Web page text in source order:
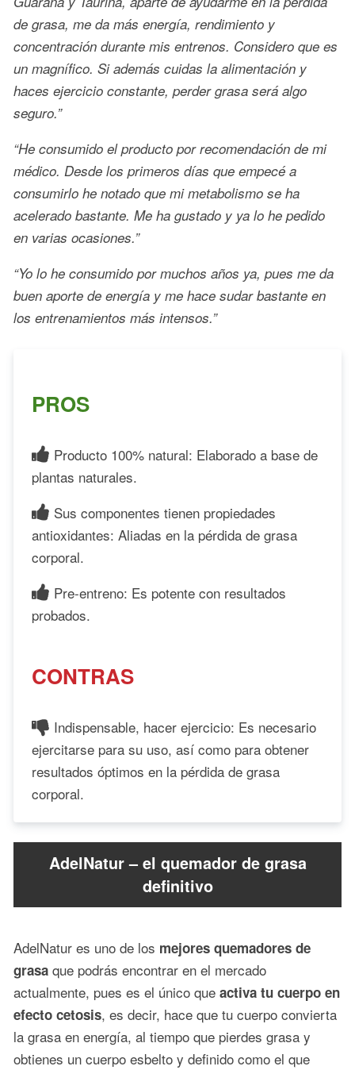
de grasa, me da más energía, rendimiento y
concentración durante mis entrenos. Considero que es
un magnífico. Si además cuidas la alimentación y
haces ejercicio constante, perder grasa será algo
seguro.”
“He consumido el producto por recomendación de mi
médico. Desde los primeros días que empecé a
consumirlo he notado que mi metabolismo se ha
acelerado bastante. Me ha gustado y ya lo he pedido
en varias ocasiones.”
“Yo lo he consumido por muchos años ya, pues me da
buen aporte de energía y me hace sudar bastante en
los entrenamientos más intensos.”
PROS
Producto 100% natural: Elaborado a base de
plantas naturales.
Sus componentes tienen propiedades
antioxidantes: Aliadas en la pérdida de grasa
corporal.
Pre-entreno: Es potente con resultados
probados.
CONTRAS
Indispensable, hacer ejercicio: Es necesario
ejercitarse para su uso, así como para obtener
resultados óptimos en la pérdida de grasa
corporal.
AdelNatur – el quemador de grasa
definitivo
AdelNatur es uno de los mejores quemadores de
grasa que podrás encontrar en el mercado
actualmente, pues es el único que activa tu cuerpo en
efecto cetosis, es decir, hace que tu cuerpo convierta
la grasa en energía, al tiempo que pierdes grasa y
obtienes un cuerpo esbelto y definido como el que